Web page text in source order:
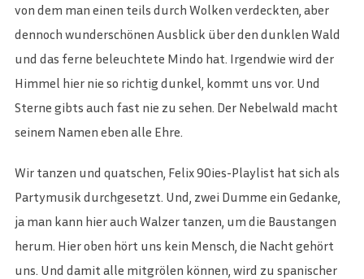
von dem man einen teils durch Wolken verdeckten, aber
dennoch wunderschönen Ausblick über den dunklen Wald
und das ferne beleuchtete Mindo hat. Irgendwie wird der
Himmel hier nie so richtig dunkel, kommt uns vor. Und
Sterne gibts auch fast nie zu sehen. Der Nebelwald macht
seinem Namen eben alle Ehre.
Wir tanzen und quatschen, Felix 90ies-Playlist hat sich als
Partymusik durchgesetzt. Und, zwei Dumme ein Gedanke,
ja man kann hier auch Walzer tanzen, um die Baustangen
herum. Hier oben hört uns kein Mensch, die Nacht gehört
uns. Und damit alle mitgrölen können, wird zu spanischer